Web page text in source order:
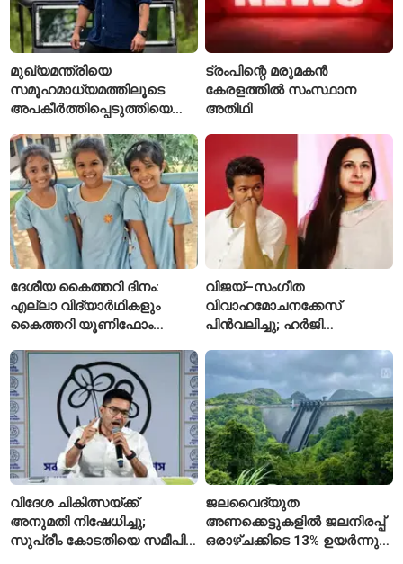
മുഖ്യമന്ത്രിയെ
സമൂഹമാധ്യമത്തിലൂടെ
അപകീർത്തിപ്പെടുത്തിയെന്ന്
ആയങ്കിക്കെതിരെ പുതിയ
കേസ്
ട്രംപിന്റെ മരുമകൻ
കേരളത്തിൽ സംസ്ഥാന
അതിഥി
ദേശീയ കൈത്തറി ദിനം:
എല്ലാ വിദ്യാർഥികളും
കൈത്തറി യൂണിഫോം
സ്കൂൾ വേറിട്ട മാതൃക
വിജയ്–സംഗീത
വിവാഹമോചനക്കേസ്
പിൻവലിച്ചു; ഹർജി
അവസാനിപ്പിച്ച് കോടതി
വിദേശ ചികിത്സയ്ക്ക്
അനുമതി നിഷേധിച്ചു;
സുപ്രീം കോടതിയെ സമീപിച്ച്
ജലവൈദ്യുത
അണക്കെട്ടുകളിൽ ജലനിരപ്പ്
ഒരാഴ്ചക്കിടെ 13% ഉയർന്നു;